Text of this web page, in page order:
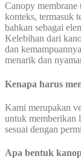
Canopy membrane
konteks, termasuk
bahkan sebagai
Kelebihan dari
dan
menarik dan
Kenapa harus
Kami merupakan
untuk memberikan
sesuai dengan
Apa bentuk